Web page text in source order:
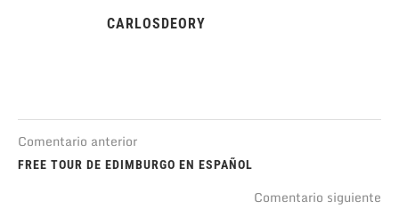
CARLOSDEORY
Comentario anterior
FREE TOUR DE EDIMBURGO EN ESPAÑOL
Comentario siguiente